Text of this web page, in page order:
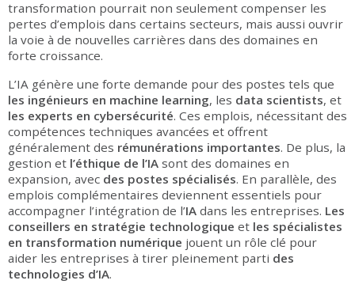
transformation pourrait non seulement compenser les
pertes d’emplois dans certains secteurs, mais aussi ouvrir
la voie à de nouvelles carrières dans des domaines en
forte croissance.
L’IA génère une forte demande pour des postes tels que
les ingénieurs en machine learning, les data scientists, et
les experts en cybersécurité. Ces emplois, nécessitant des
compétences techniques avancées et offrent
généralement des rémunérations importantes. De plus, la
gestion et l’éthique de l’IA sont des domaines en
expansion, avec des postes spécialisés. En parallèle, des
emplois complémentaires deviennent essentiels pour
accompagner l’intégration de l’IA dans les entreprises. Les
conseillers en stratégie technologique et les spécialistes
en transformation numérique jouent un rôle clé pour
aider les entreprises à tirer pleinement parti des
technologies d’IA.